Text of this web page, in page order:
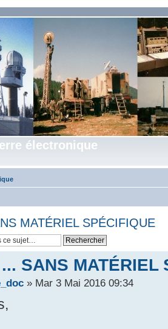
électronique
MATÉRIEL SPÉCIFIQUE
SANS MATÉRIEL
» Mar 3 Mai 2016 09:34